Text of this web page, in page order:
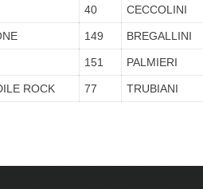
40 CECCOLINI
149 BREGALLINI
151 PALMIERI
ROCK 77 TRUBIANI